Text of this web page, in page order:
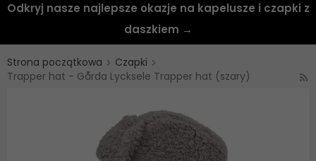
Odkryj nasze najlepsze okazje na kapelusze i czapki z
daszkiem →
Strona początkowa
Czapki
Trapper hat - Gårda Lycksele Trapper hat (szary)